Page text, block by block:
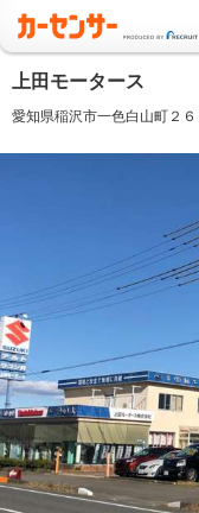
上田モータース
愛知県稲沢市一色白山町２６